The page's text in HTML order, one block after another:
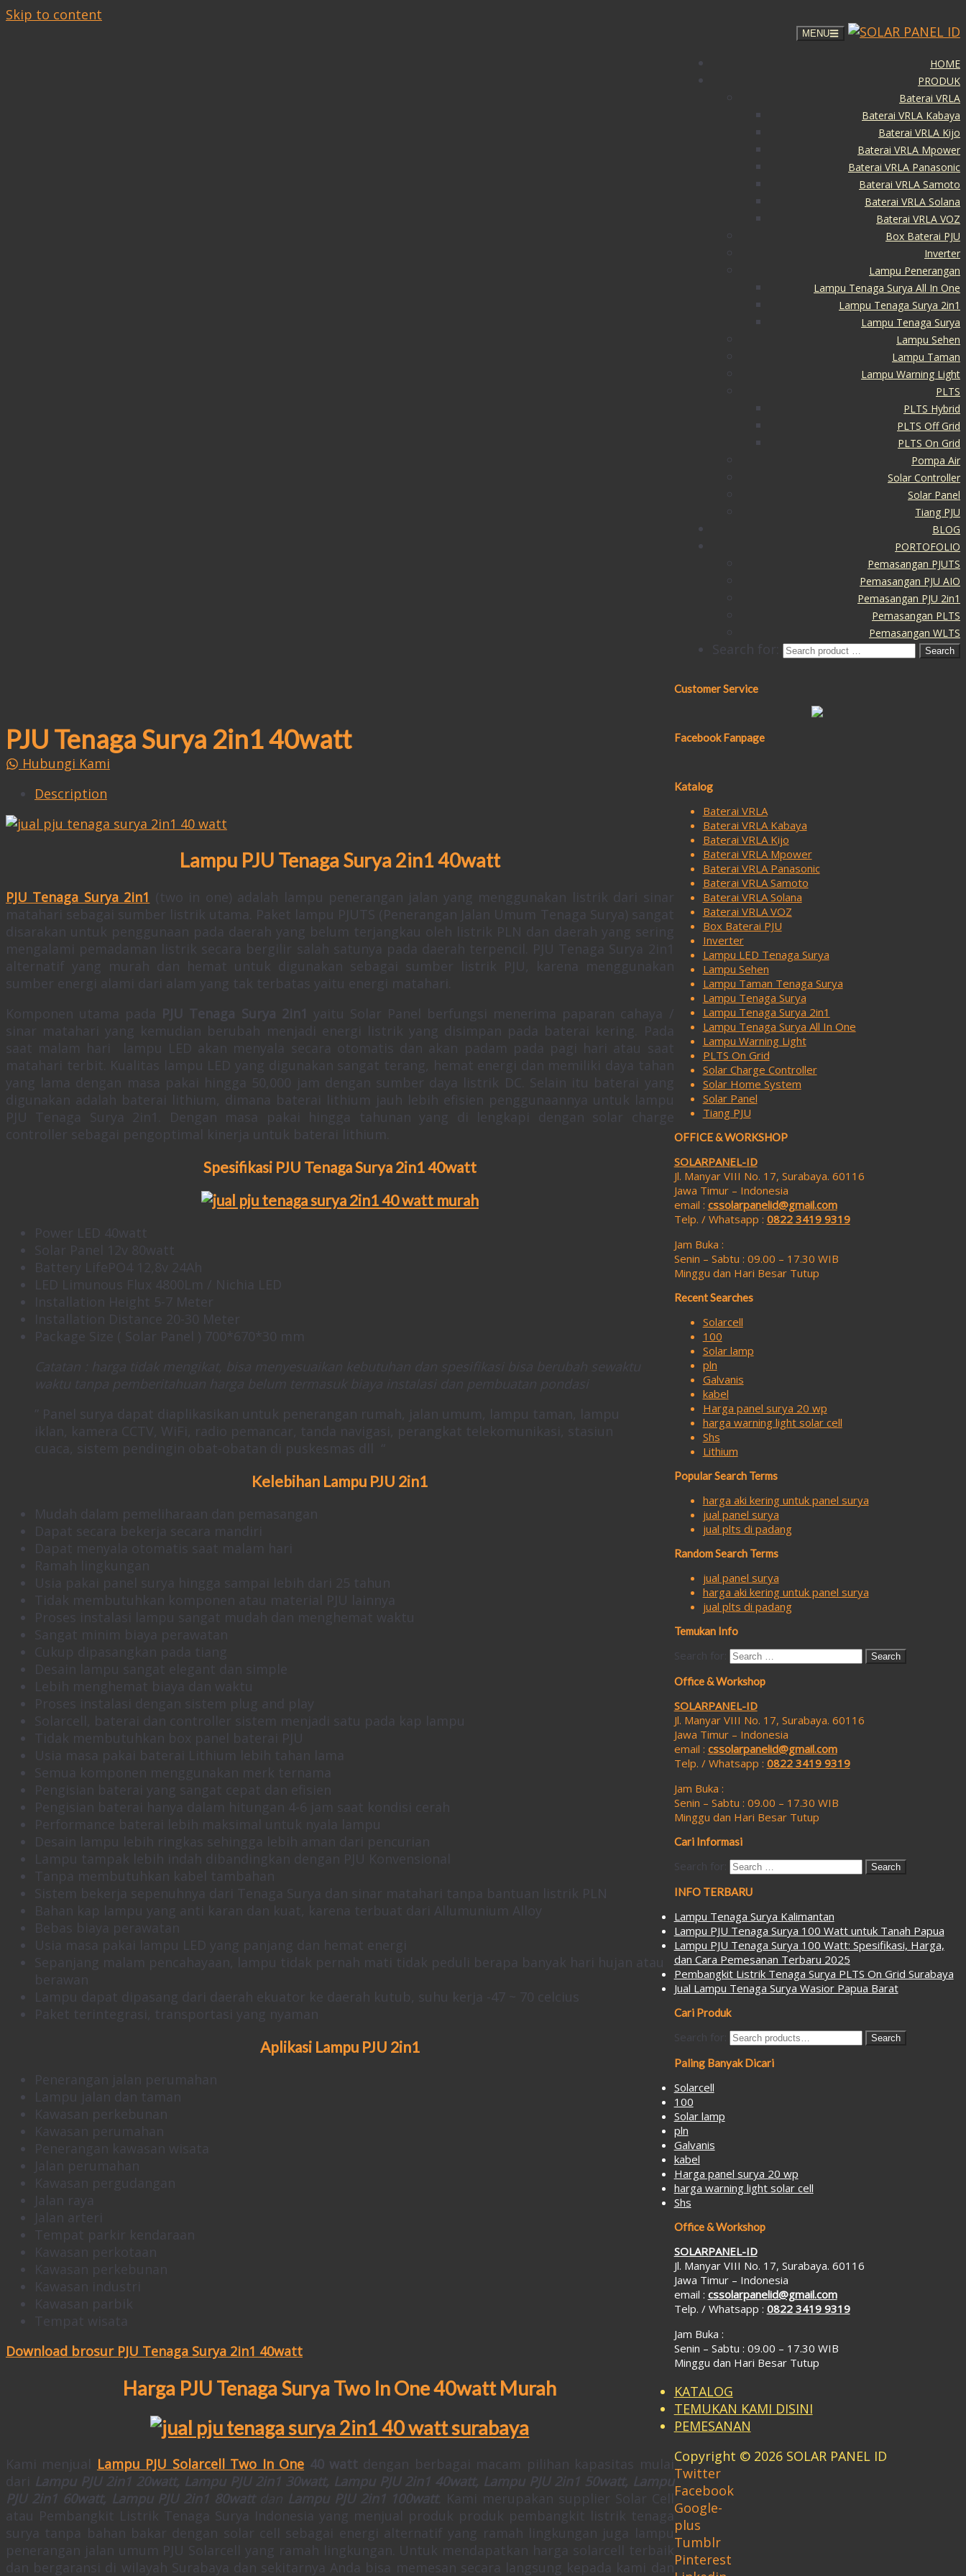
Skip to content
MENU
HOME
PRODUK
Baterai VRLA
Baterai VRLA Kabaya
Baterai VRLA Kijo
Baterai VRLA Mpower
Baterai VRLA Panasonic
Baterai VRLA Samoto
Baterai VRLA Solana
Baterai VRLA VOZ
Box Baterai PJU
Inverter
Lampu Penerangan
Lampu Tenaga Surya All In One
Lampu Tenaga Surya 2in1
Lampu Tenaga Surya
Lampu Sehen
Lampu Taman
Lampu Warning Light
PLTS
PLTS Hybrid
PLTS Off Grid
PLTS On Grid
Pompa Air
Solar Controller
Solar Panel
Tiang PJU
BLOG
PORTOFOLIO
Pemasangan PJUTS
Pemasangan PJU AIO
Pemasangan PJU 2in1
Pemasangan PLTS
Pemasangan WLTS
Search for:
PJU Tenaga Surya 2in1 40watt
Hubungi Kami
Description
Lampu PJU Tenaga Surya 2in1 40watt
PJU Tenaga Surya 2in1 (two in one) adalah lampu penerangan jalan yang menggunakan listrik dari sinar
matahari sebagai sumber listrik utama. Paket lampu PJUTS (Penerangan Jalan Umum Tenaga Surya) sangat
disarakan untuk penggunaan pada daerah yang belum terjangkau oleh listrik PLN dan daerah yang sering
mengalami pemadaman listrik secara bergilir salah satunya pada daerah terpencil. PJU Tenaga Surya 2in1
alternatif yang murah dan hemat untuk digunakan sebagai sumber listrik PJU, karena menggunakan
sumber energi alami dari alam yang tak terbatas yaitu energi matahari.
Komponen utama pada PJU Tenaga Surya 2in1 yaitu Solar Panel berfungsi menerima paparan cahaya /
sinar matahari yang kemudian berubah menjadi energi listrik yang disimpan pada baterai kering. Pada
saat malam hari lampu LED akan menyala secara otomatis dan akan padam pada pagi hari atau saat
matahari terbit. Kualitas lampu LED yang digunakan sangat terang, hemat energi dan memiliki daya tahan
yang lama dengan masa pakai hingga 50,000 jam dengan sumber daya listrik DC. Selain itu baterai yang
digunakan adalah baterai lithium, dimana baterai lithium jauh lebih efisien penggunaannya untuk lampu
PJU Tenaga Surya 2in1. Dengan masa pakai hingga tahunan yang di lengkapi dengan solar charge
controller sebagai pengoptimal kinerja untuk baterai lithium.
Spesifikasi PJU Tenaga Surya 2in1 40watt
Power LED 40watt
Solar Panel 12v 80watt
Battery LifePO4 12,8v 24Ah
LED Limunous Flux 4800Lm / Nichia LED
Installation Height 5-7 Meter
Installation Distance 20-30 Meter
Package Size ( Solar Panel ) 700*670*30 mm
Catatan : harga tidak mengikat, bisa menyesuaikan kebutuhan dan spesifikasi bisa berubah sewaktu
waktu tanpa pemberitahuan harga belum termasuk biaya instalasi dan pembuatan pondasi
” Panel surya dapat diaplikasikan untuk penerangan rumah, jalan umum, lampu taman, lampu
iklan, kamera CCTV, WiFi, radio pemancar, tanda navigasi, perangkat telekomunikasi, stasiun
cuaca, sistem pendingin obat-obatan di puskesmas dll “
Kelebihan Lampu PJU 2in1
Mudah dalam pemeliharaan dan pemasangan
Dapat secara bekerja secara mandiri
Dapat menyala otomatis saat malam hari
Ramah lingkungan
Usia pakai panel surya hingga sampai lebih dari 25 tahun
Tidak membutuhkan komponen atau material PJU lainnya
Proses instalasi lampu sangat mudah dan menghemat waktu
Sangat minim biaya perawatan
Cukup dipasangkan pada tiang
Desain lampu sangat elegant dan simple
Lebih menghemat biaya dan waktu
Proses instalasi dengan sistem plug and play
Solarcell, baterai dan controller sistem menjadi satu pada kap lampu
Tidak membutuhkan box panel baterai PJU
Usia masa pakai baterai Lithium lebih tahan lama
Semua komponen menggunakan merk ternama
Pengisian baterai yang sangat cepat dan efisien
Pengisian baterai hanya dalam hitungan 4-6 jam saat kondisi cerah
Performance baterai lebih maksimal untuk nyala lampu
Desain lampu lebih ringkas sehingga lebih aman dari pencurian
Lampu tampak lebih indah dibandingkan dengan PJU Konvensional
Tanpa membutuhkan kabel tambahan
Sistem bekerja sepenuhnya dari Tenaga Surya dan sinar matahari tanpa bantuan listrik PLN
Bahan kap lampu yang anti karan dan kuat, karena terbuat dari Allumunium Alloy
Bebas biaya perawatan
Usia masa pakai lampu LED yang panjang dan hemat energi
Sepanjang malam pencahayaan, lampu tidak pernah mati tidak peduli berapa banyak hari hujan atau
berawan
Lampu dapat dipasang dari daerah ekuator ke daerah kutub, suhu kerja -47 ~ 70 celcius
Paket terintegrasi, transportasi yang nyaman
Aplikasi Lampu PJU 2in1
Penerangan jalan perumahan
Lampu jalan dan taman
Kawasan perkebunan
Kawasan perumahan
Penerangan kawasan wisata
Jalan perumahan
Kawasan pergudangan
Jalan raya
Jalan arteri
Tempat parkir kendaraan
Kawasan perkotaan
Kawasan perkebunan
Kawasan industri
Kawasan parbik
Tempat wisata
Download brosur PJU Tenaga Surya 2in1 40watt
Harga PJU Tenaga Surya Two In One 40watt Murah
Kami menjual Lampu PJU Solarcell Two In One 40 watt dengan berbagai macam pilihan kapasitas mulai
dari Lampu PJU 2in1 20watt, Lampu PJU 2in1 30watt, Lampu PJU 2in1 40watt, Lampu PJU 2in1 50watt, Lampu
PJU 2in1 60watt, Lampu PJU 2in1 80watt dan Lampu PJU 2in1 100watt. Kami merupakan supplier Solar Cell
atau Pembangkit Listrik Tenaga Surya Indonesia yang menjual produk produk pembangkit listrik tenaga
surya tanpa bahan bakar dengan solar cell sebagai energi alternatif yang ramah lingkungan juga lampu
penerangan jalan umum PJU Solarcell yang ramah lingkungan. Untuk mendapatkan harga solarcell terbaik
dan bergaransi di wilayah Surabaya dan sekitarnya Anda bisa memesan secara langsung kepada kami dan
Customer Service
Facebook Fanpage
Katalog
Baterai VRLA
Baterai VRLA Kabaya
Baterai VRLA Kijo
Baterai VRLA Mpower
Baterai VRLA Panasonic
Baterai VRLA Samoto
Baterai VRLA Solana
Baterai VRLA VOZ
Box Baterai PJU
Inverter
Lampu LED Tenaga Surya
Lampu Sehen
Lampu Taman Tenaga Surya
Lampu Tenaga Surya
Lampu Tenaga Surya 2in1
Lampu Tenaga Surya All In One
Lampu Warning Light
PLTS On Grid
Solar Charge Controller
Solar Home System
Solar Panel
Tiang PJU
OFFICE & WORKSHOP
SOLARPANEL-ID
Jl. Manyar VIII No. 17, Surabaya. 60116
Jawa Timur – Indonesia
email : cssolarpanelid@gmail.com
Telp. / Whatsapp : 0822 3419 9319
Jam Buka :
Senin – Sabtu : 09.00 – 17.30 WIB
Minggu dan Hari Besar Tutup
Recent Searches
Solarcell
100
Solar lamp
pln
Galvanis
kabel
Harga panel surya 20 wp
harga warning light solar cell
Shs
Lithium
Popular Search Terms
harga aki kering untuk panel surya
jual panel surya
jual plts di padang
Random Search Terms
jual panel surya
harga aki kering untuk panel surya
jual plts di padang
Temukan Info
Search for:
Office & Workshop
SOLARPANEL-ID
Jl. Manyar VIII No. 17, Surabaya. 60116
Jawa Timur – Indonesia
email : cssolarpanelid@gmail.com
Telp. / Whatsapp : 0822 3419 9319
Jam Buka :
Senin – Sabtu : 09.00 – 17.30 WIB
Minggu dan Hari Besar Tutup
Cari Informasi
Search for:
INFO TERBARU
Lampu Tenaga Surya Kalimantan
Lampu PJU Tenaga Surya 100 Watt untuk Tanah Papua
Lampu PJU Tenaga Surya 100 Watt: Spesifikasi, Harga,
dan Cara Pemesanan Terbaru 2025
Pembangkit Listrik Tenaga Surya PLTS On Grid Surabaya
Jual Lampu Tenaga Surya Wasior Papua Barat
Cari Produk
Search for: Search
Paling Banyak Dicari
Solarcell
100
Solar lamp
pln
Galvanis
kabel
Harga panel surya 20 wp
harga warning light solar cell
Shs
Office & Workshop
SOLARPANEL-ID
Jl. Manyar VIII No. 17, Surabaya. 60116
Jawa Timur – Indonesia
email : cssolarpanelid@gmail.com
Telp. / Whatsapp : 0822 3419 9319
Jam Buka :
Senin – Sabtu : 09.00 – 17.30 WIB
Minggu dan Hari Besar Tutup
KATALOG
TEMUKAN KAMI DISINI
PEMESANAN
Copyright © 2026 SOLAR PANEL ID
Twitter
Facebook
Google-
plus
Tumblr
Pinterest